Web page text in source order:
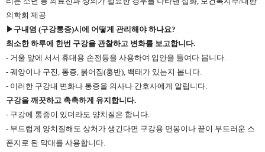
▶구내염 (구강통증)시에 어떻게 관리해야 하나요?
최소한 하루에 한번 구강을 관찰하고 변화를 보고합니다.
- 거울 앞에 서서 휴대용 손전등을 사용하여 입안을 들여다 봅니다.
- 궤양이나 구진, 통증, 붉어짐(홍반), 백태가 있는지 봅니다.
- 이러한 구강내 변화나 통증을 의사나 간호사에게 알립니다.
구강을 깨끗하고 촉촉하게 유지합니다.
- 구강에 통증이 있더라도 양치질은 합니다.
- 부드럽게 양치질해도 상처가 생긴다면 구강용 면봉이나 끝이 부드러운 스
폰지로 된 막대를 사용합니다.